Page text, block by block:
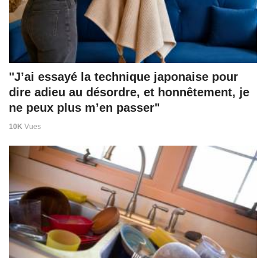
"J’ai essayé la technique japonaise pour
dire adieu au désordre, et honnêtement, je
ne peux plus m’en passer"
10K Vues